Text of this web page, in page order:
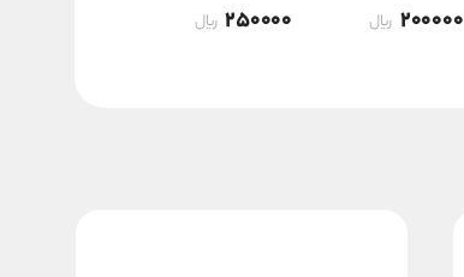
200000 ریال 250000 ریال